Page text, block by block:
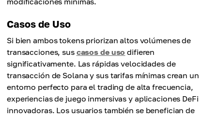
Casos de Uso
Si bien ambos tokens priorizan altos volúmenes de
transacciones, sus casos de uso difieren
significativamente. Las rápidas velocidades de
transacción de Solana y sus tarifas mínimas crean un
entorno perfecto para el trading de alta frecuencia,
experiencias de juego inmersivas y aplicaciones DeFi
innovadoras. Los usuarios también se benefician de